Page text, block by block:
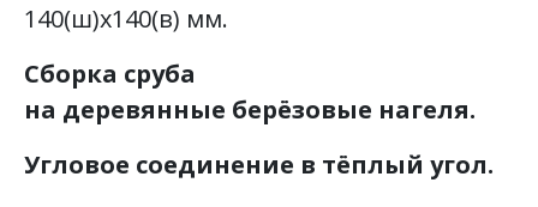
140(ш)х140(в) мм.
Сборка сруба
на деревянные берёзовые нагеля.
Угловое соединение в тёплый угол.